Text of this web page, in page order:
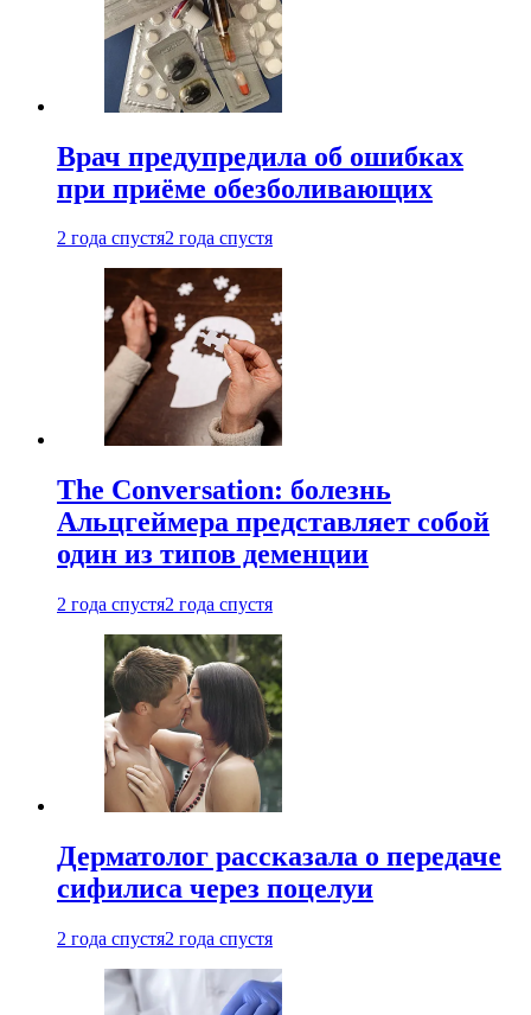
Врач предупредила об ошибках
при приëме обезболивающих
2 года спустя2 года спустя
The Conversation: болезнь
Альцгеймера представляет собой
один из типов деменции
2 года спустя2 года спустя
Дерматолог рассказала о передаче
сифилиса через поцелуи
2 года спустя2 года спустя